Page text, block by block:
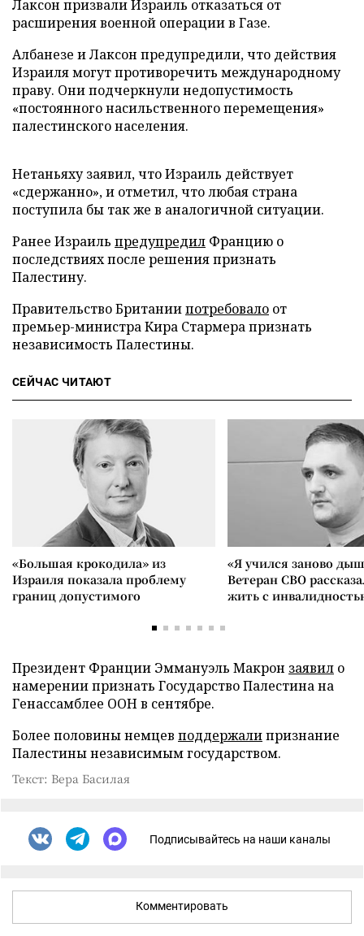
Лаксон призвали Израиль отказаться от
расширения военной операции в Газе.
Албанезе и Лаксон предупредили, что действия
Израиля могут противоречить международному
праву. Они подчеркнули недопустимость
«постоянного насильственного перемещения»
палестинского населения.
Нетаньяху заявил, что Израиль действует
«сдержанно», и отметил, что любая страна
поступила бы так же в аналогичной ситуации.
Ранее Израиль предупредил Францию о
последствиях после решения признать
Палестину.
Правительство Британиипотребовало от
премьер-министра Кира Стармера признать
независимость Палестины.
СЕЙЧАС ЧИТАЮТ
«Большая крокодила» из
Израиля показала проблему
границ допустимого
«Я учился заново
Ветеран СВО
жить с
Президент Франции Эммануэль Макрон заявил о
намерении признать Государство Палестина на
Генассамблее ООН в сентябре.
Более половины немцев поддержалипризнание
Палестины независимым государством.
Текст: Вера Басилая
Подписывайтесь на наши каналы
Комментировать